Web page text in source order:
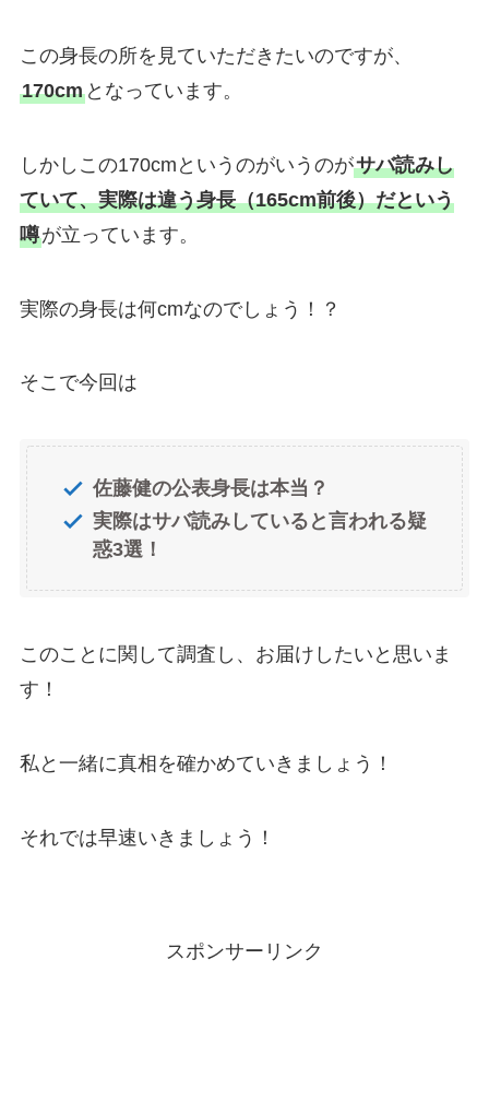
この身長の所を見ていただきたいのですが、
170cmとなっています。
しかしこの170cmというのがいうのがサバ読みし
ていて、実際は違う身長（165cm前後）だという
噂が立っています。
実際の身長は何cmなのでしょう！？
そこで今回は
佐藤健の公表身長は本当？
実際はサバ読みしていると言われる疑
惑3選！
このことに関して調査し、お届けしたいと思いま
す！
私と一緒に真相を確かめていきましょう！
それでは早速いきましょう！
スポンサーリンク